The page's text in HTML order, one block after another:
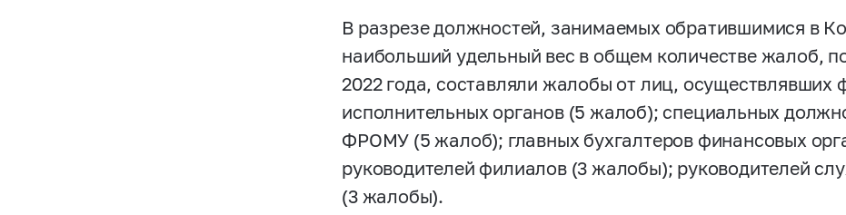
В разрезе должностей, занимаемых обратившимися в
наибольший удельный вес в общем количестве жалоб,
2022 года, составляли жалобы от лиц, осуществлявших
исполнительных органов (5 жалоб); специальных
ФРОМУ (5 жалоб); главных бухгалтеров финансовых
руководителей филиалов (3 жалобы); руководителей
(3 жалобы).